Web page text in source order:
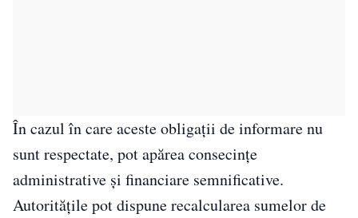
În cazul în care aceste obligații de informare nu
sunt respectate, pot apărea consecințe
administrative și financiare semnificative.
Autoritățile pot dispune recalcularea sumelor de